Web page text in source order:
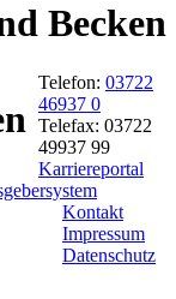
Becken
Telefon: 03722
46937 0
Telefax: 03722
49937 99
Karriereportal
Kontakt
Impressum
Datenschutz